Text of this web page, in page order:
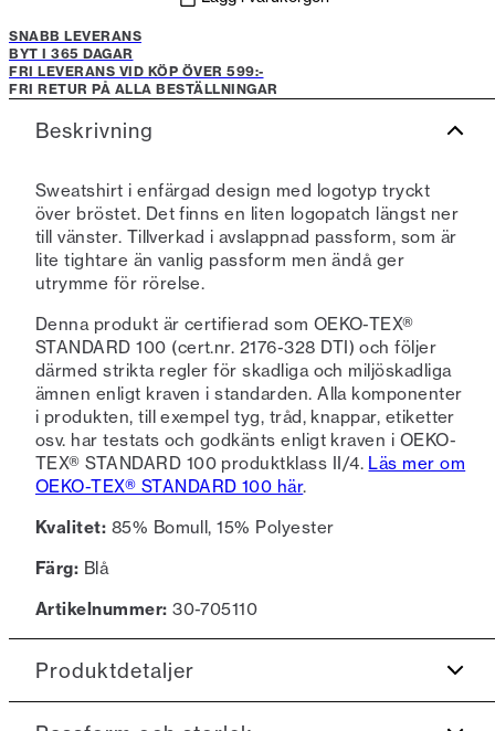
SNABB LEVERANS
BYT I 365 DAGAR
FRI LEVERANS VID KÖP ÖVER 599:-
FRI RETUR PÅ ALLA BESTÄLLNINGAR
Beskrivning
Sweatshirt i enfärgad design med logotyp tryckt
över bröstet. Det finns en liten logopatch längst ner
till vänster. Tillverkad i avslappnad passform, som är
lite tightare än vanlig passform men ändå ger
utrymme för rörelse.
Denna produkt är certifierad som OEKO-TEX®
STANDARD 100 (cert.nr. 2176-328 DTI) och följer
därmed strikta regler för skadliga och miljöskadliga
ämnen enligt kraven i standarden. Alla komponenter
i produkten, till exempel tyg, tråd, knappar, etiketter
osv. har testats och godkänts enligt kraven i OEKO-
TEX® STANDARD 100 produktklass II/4. Läs mer om
OEKO-TEX® STANDARD 100 här.
Kvalitet: 85% Bomull, 15% Polyester
Färg: Blå
Artikelnummer: 30-705110
Produktdetaljer